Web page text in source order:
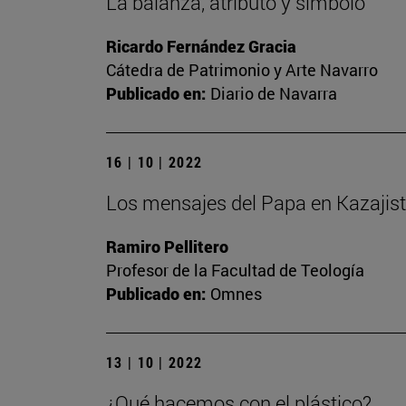
Ricardo Fernández Gracia
Cátedra de Patrimonio y Arte Navarro
Publicado en: Diario de Navarra
16 | 10 | 2022
Los mensajes del Papa en
Ramiro Pellitero
Profesor de la Facultad de Teología
Publicado en: Omnes
13 | 10 | 2022